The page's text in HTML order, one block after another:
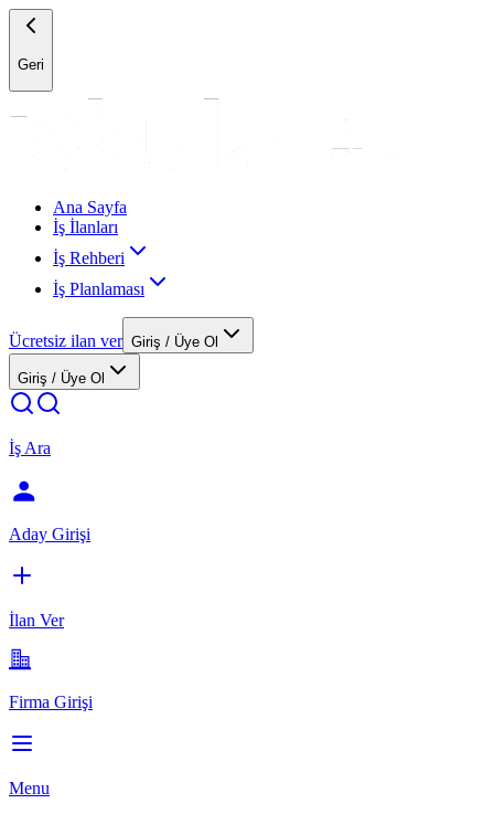
Geri
Ana Sayfa
İş İlanları
İş Rehberi
İş Planlaması
Ücretsiz ilan ver Giriş / Üye Ol
Giriş / Üye Ol
İş Ara
Aday Girişi
İlan Ver
Firma Girişi
Menu